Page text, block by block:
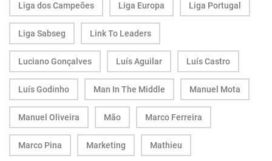
Liga dos Campeões Liga Europa Liga Portugal
Liga Sabseg Link To Leaders
Luciano Gonçalves Luís Aguilar Luís Castro
Luís Godinho Man In The Middle Manuel Mota
Manuel Oliveira Mão Marco Ferreira
Marco Pina Marketing Mathieu